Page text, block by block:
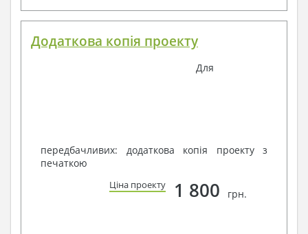
Додаткова копія проекту
Для
передбачливих: додаткова копія проекту з
печаткою
Ціна проекту 1 800 грн.